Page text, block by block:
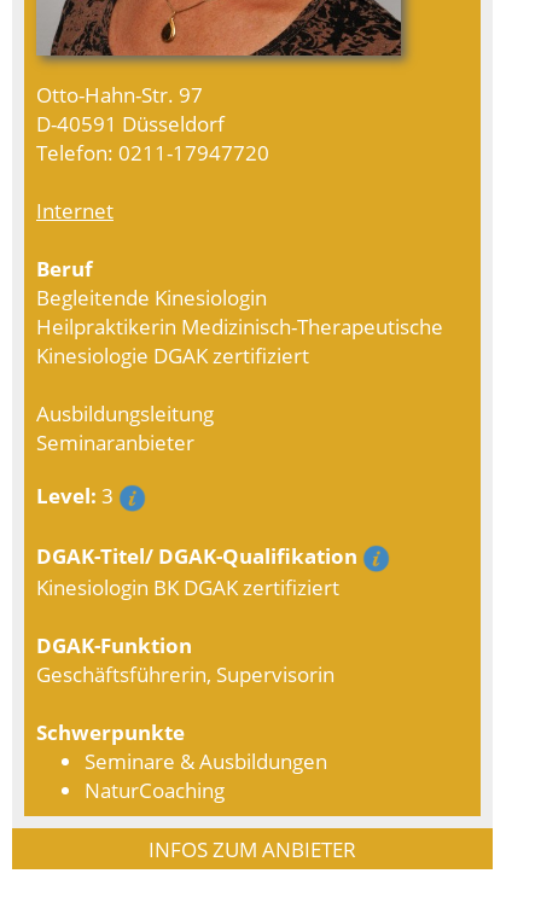
Otto-Hahn-Str. 97
D-40591 Düsseldorf
Telefon: 0211-17947720
Internet
Beruf
Begleitende Kinesiologin
Heilpraktikerin Medizinisch-Therapeutische
Kinesiologie DGAK zertifiziert
Ausbildungsleitung
Seminaranbieter
Level: 3
DGAK-Titel/ DGAK-Qualifikation
Kinesiologin BK DGAK zertifiziert
DGAK-Funktion
Geschäftsführerin, Supervisorin
Schwerpunkte
Seminare & Ausbildungen
NaturCoaching
INFOS ZUM ANBIETER